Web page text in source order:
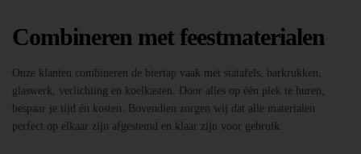
Combineren met feestmaterialen
Onze klanten combineren de biertap vaak met statafels, barkrukken,
glaswerk, verlichting en koelkasten. Door alles op één plek te huren,
bespaar je tijd én kosten. Bovendien zorgen wij dat alle materialen
perfect op elkaar zijn afgestemd en klaar zijn voor gebruik.